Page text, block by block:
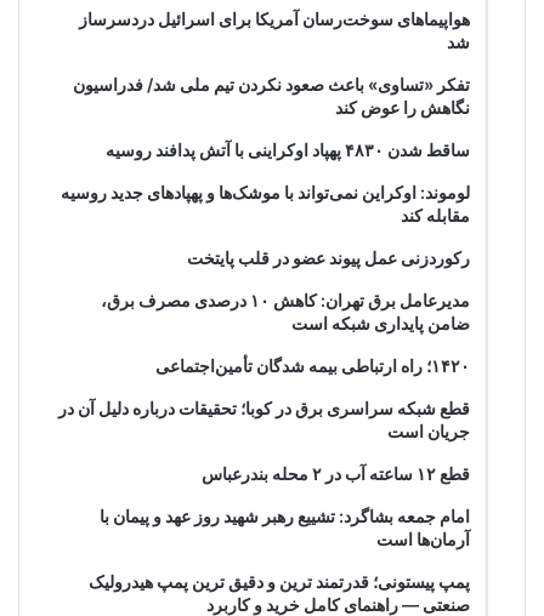
هواپیماهای سوخت‌رسان آمریکا برای اسرائیل دردسرساز
شد
تفکر «تساوی» باعث صعود نکردن تیم ملی شد/ فدراسیون
نگاهش را عوض کند
ساقط شدن ۴۸۳۰ پهپاد اوکراینی با آتش پدافند روسیه
لوموند: اوکراین نمی‌تواند با موشک‌ها و پهپادهای جدید روسیه
مقابله کند
رکوردزنی عمل پیوند عضو در قلب پایتخت
مدیرعامل برق تهران: کاهش ۱۰ درصدی مصرف برق،
ضامن پایداری شبکه است
۱۴۲۰؛ راه ارتباطی بیمه شدگان تأمین‌اجتماعی
قطع شبکه سراسری برق در کوبا؛ تحقیقات درباره دلیل آن در
جریان است
قطع ۱۲ ساعته آب در ۲ محله بندرعباس
امام جمعه بشاگرد: تشییع رهبر شهید روز عهد و پیمان با
آرمان‌ها است
پمپ پیستونی؛ قدرتمند ترین و دقیق‌ ترین پمپ هیدرولیک
صنعتی — راهنمای کامل خرید و کاربرد